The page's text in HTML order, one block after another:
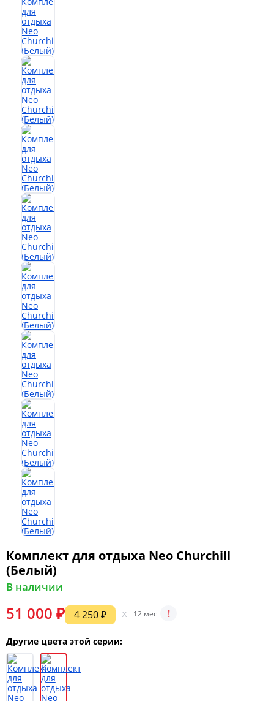
Комплект для отдыха Neo Churchill
(Белый)
В наличии
51 000 ₽ 4 250 ₽ x 12 мес !
Другие цвета этой серии: